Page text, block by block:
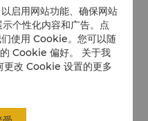
服务的客人量身定做，提供
私人聚会的理想之所。
启用网站功能、确保网站
个性化内容和广告。点
们使用 Cookie。您可以随
Cookie 偏好。 关于我
改 Cookie 设置的更多